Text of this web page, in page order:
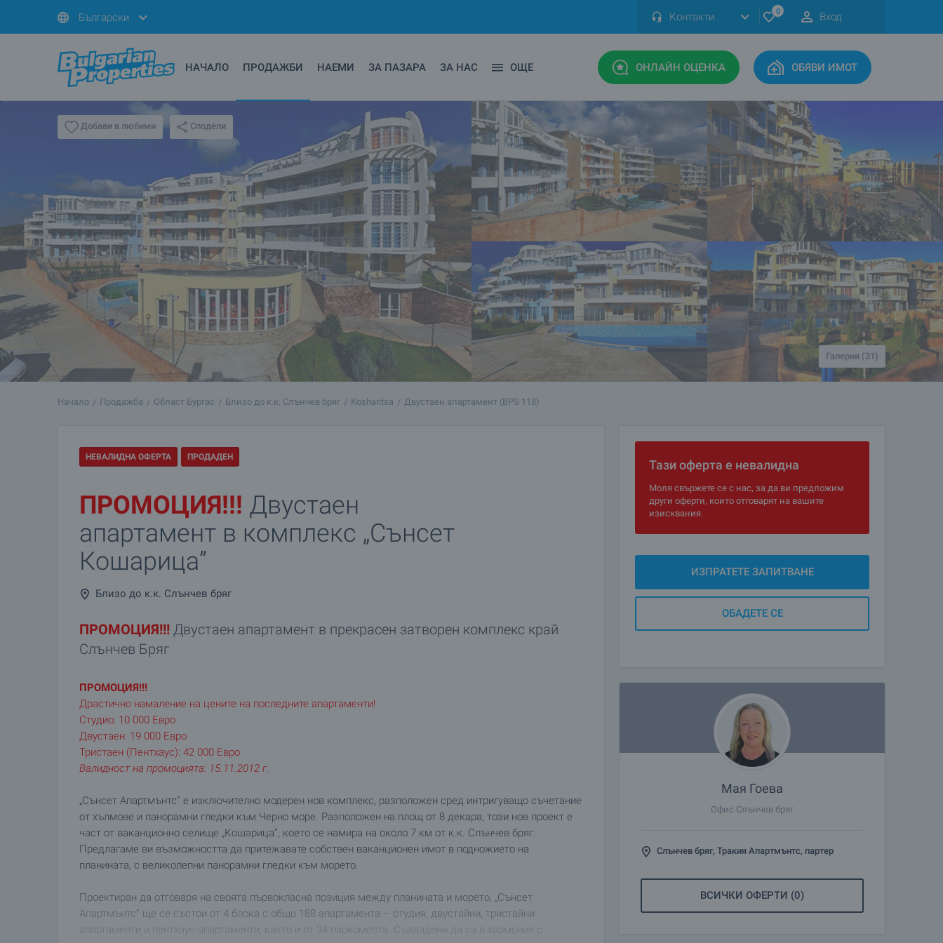
Български Контакти 0 Вход
НАЧАЛО ПРОДАЖБИ НАЕМИ ЗА ПАЗАРА ЗА НАС ОЩЕ ОНЛАЙН ОЦЕНКА ОБЯВИ ИМОТ
Добави в любими Сподели
Галерия (31)
Начало Продажба Област Бургас Близо до к.к. Слънчев бряг Kosharitsa Двустаен апартамент (BPS 118)
НЕВАЛИДНА ОФЕРТА ПРОДАДЕН
ПРОМОЦИЯ!!! Двустаен
апартамент в комплекс „Сънсет
Кошарица”
Близо до к.к. Слънчев бряг
ПРОМОЦИЯ!!! Двустаен апартамент в прекрасен затворен комплекс край
Слънчев Бряг
ПРОМОЦИЯ!!!
Драстично намаление на цените на последните апартаменти!
Студио: 10 000 Евро
Двустаен: 19 000 Евро
Тристаен (Пентхаус): 42 000 Евро
Валидност на промоцията: 15.11.2012 г.
„Сънсет Апартмънтс” е изключително модерен нов комплекс, разположен сред интригуващо съчетание
от хълмове и панорамни гледки към Черно море. Разположен на площ от 8 декара, този нов проект е
част от ваканционно селище „Кошарица”, което се намира на около 7 км от к.к. Слънчев бряг.
Предлагаме ви възможността да притежавате собствен ваканционен имот в подножието на
планината, с великолепни панорамни гледки към морето.
Проектиран да отговаря на своята първокласна позиция между планината и морето, „Сънсет
Апартмънтс” ще се състои от 4 блока с общо 188 апартамента – студия, двустайни, тристайни
апартаменти и пентхаус-апартаменти, както и от 34 паркоместа. Създадени да са в хармония с
Тази оферта е невалидна
Моля свържете се с нас, за да ви предложим
други оферти, които отговарят на вашите
изисквания.
ИЗПРАТЕТЕ ЗАПИТВАНЕ
ОБАДЕТЕ СЕ
Мая Гоева
Офис Слънчев бряг
Слънчев бряг, Тракия Апартмънтс, партер
ВСИЧКИ ОФЕРТИ (0)